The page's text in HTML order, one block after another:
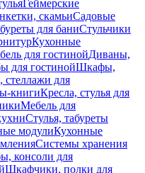
Геймерские
скамьиСадовые
для баниСтульчики
Кухонные
для гостинойДиваны,
для гостинойШкафы,
стеллажи для
книгиКресла, стулья для
Мебель для
Стулья, табуреты
модулиКухонные
Системы хранения
консоли для
Шкафчики, полки для